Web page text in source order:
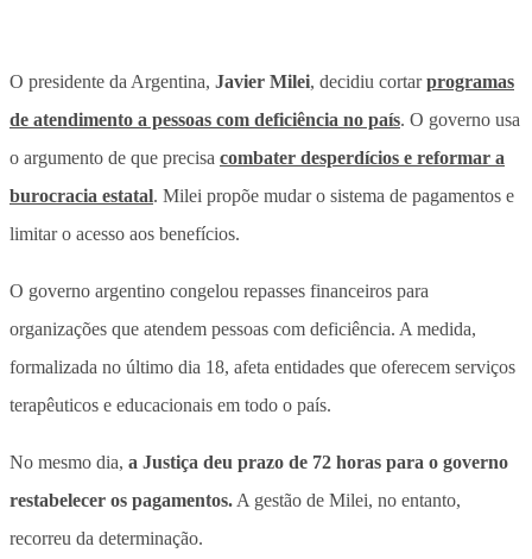
O presidente da Argentina, Javier Milei, decidiu cortarprogramas
de atendimento a pessoas com deficiência no país. O governo usa
o argumento de que precisa combater desperdícios e reformar a
burocracia estatal. Milei propõe mudar o sistema de pagamentos e
limitar o acesso aos benefícios.
O governo argentino congelou repasses financeiros para
organizações que atendem pessoas com deficiência. A medida,
formalizada no último dia 18, afeta entidades que oferecem serviços
terapêuticos e educacionais em todo o país.
No mesmo dia, a Justiça deu prazo de 72 horas para o governo
restabelecer os pagamentos. A gestão de Milei, no entanto,
recorreu da determinação.